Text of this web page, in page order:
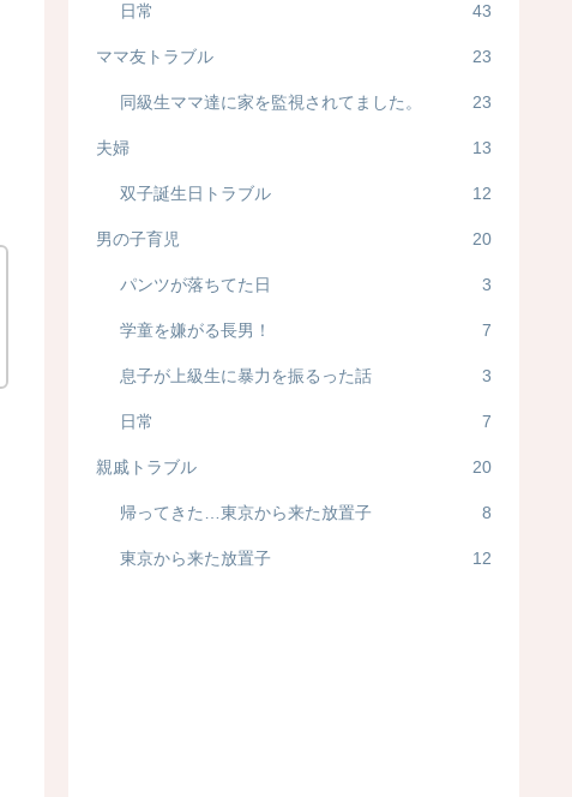
日常 43
ママ友トラブル 23
同級生ママ達に家を監視されてました。 23
夫婦 13
双子誕生日トラブル 12
男の子育児 20
パンツが落ちてた日 3
学童を嫌がる長男！ 7
息子が上級生に暴力を振るった話 3
日常 7
親戚トラブル 20
帰ってきた…東京から来た放置子 8
東京から来た放置子 12